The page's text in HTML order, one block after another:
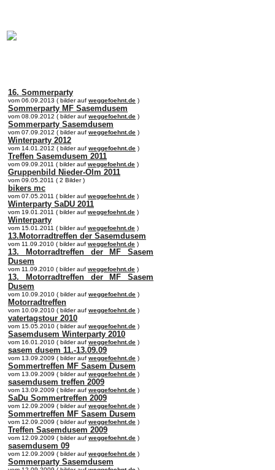
16. Sommerparty
vom 06.09.2013 ( bilder auf weggefoehnt.de )
Sommerparty MF Sasemdusem
vom 08.09.2012 ( bilder auf weggefoehnt.de )
Sommerparty Sasemdusem
vom 07.09.2012 ( bilder auf weggefoehnt.de )
Winterparty 2012
vom 14.01.2012 ( bilder auf weggefoehnt.de )
Treffen Sasemdusem 2011
vom 09.09.2011 ( bilder auf weggefoehnt.de )
Gruppenbild Nieder-Olm 2011
vom 09.05.2011 ( 2 Bilder )
bikers mc
vom 07.05.2011 ( bilder auf weggefoehnt.de )
Winterparty SaDU 2011
vom 19.01.2011 ( bilder auf weggefoehnt.de )
Winterparty
vom 15.01.2011 ( bilder auf weggefoehnt.de )
13.Motorradtreffen der Sasemdusem
vom 11.09.2010 ( bilder auf weggefoehnt.de )
13. Motorradtreffen der MF Sasem
Dusem
vom 11.09.2010 ( bilder auf weggefoehnt.de )
13. Motorradtreffen der MF Sasem
Dusem
vom 10.09.2010 ( bilder auf weggefoehnt.de )
Motorradtreffen
vom 10.09.2010 ( bilder auf weggefoehnt.de )
vatertagstour 2010
vom 15.05.2010 ( bilder auf weggefoehnt.de )
Sasemdusem Winterparty 2010
vom 16.01.2010 ( bilder auf weggefoehnt.de )
sasem dusem 11.-13.09.09
vom 13.09.2009 ( bilder auf weggefoehnt.de )
Sommertreffen MF Sasem Dusem
vom 13.09.2009 ( bilder auf weggefoehnt.de )
sasemdusem treffen 2009
vom 13.09.2009 ( bilder auf weggefoehnt.de )
SaDu Sommertreffen 2009
vom 12.09.2009 ( bilder auf weggefoehnt.de )
Sommertreffen MF Sasem Dusem
vom 12.09.2009 ( bilder auf weggefoehnt.de )
Treffen Sasemdusem 2009
vom 12.09.2009 ( bilder auf weggefoehnt.de )
sasemdusem 09
vom 12.09.2009 ( bilder auf weggefoehnt.de )
Sommerparty Sasemdusem